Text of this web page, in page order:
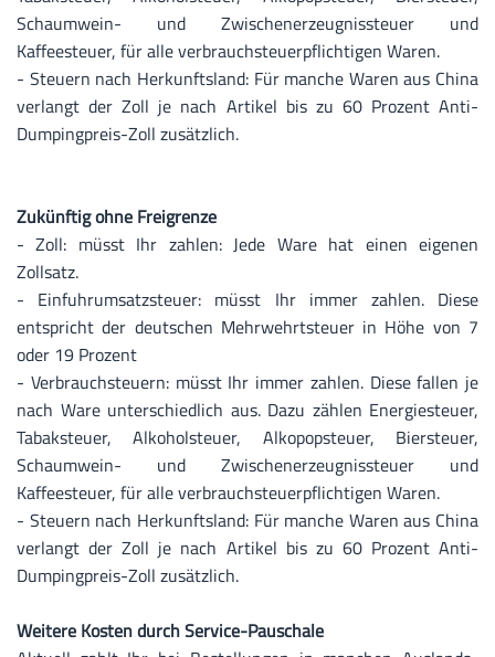
Schaumwein- und Zwischenerzeugnissteuer und
Kaffeesteuer, für alle verbrauchsteuerpflichtigen Waren.
- Steuern nach Herkunftsland: Für manche Waren aus China
verlangt der Zoll je nach Artikel bis zu 60 Prozent Anti-
Dumpingpreis-Zoll zusätzlich.
Zukünftig ohne Freigrenze
- Zoll: müsst Ihr zahlen: Jede Ware hat einen eigenen
Zollsatz.
- Einfuhrumsatzsteuer: müsst Ihr immer zahlen. Diese
entspricht der deutschen Mehrwehrtsteuer in Höhe von 7
oder 19 Prozent
- Verbrauchsteuern: müsst Ihr immer zahlen. Diese fallen je
nach Ware unterschiedlich aus. Dazu zählen Energiesteuer,
Tabaksteuer, Alkoholsteuer, Alkopopsteuer, Biersteuer,
Schaumwein- und Zwischenerzeugnissteuer und
Kaffeesteuer, für alle verbrauchsteuerpflichtigen Waren.
- Steuern nach Herkunftsland: Für manche Waren aus China
verlangt der Zoll je nach Artikel bis zu 60 Prozent Anti-
Dumpingpreis-Zoll zusätzlich.
Weitere Kosten durch Service-Pauschale